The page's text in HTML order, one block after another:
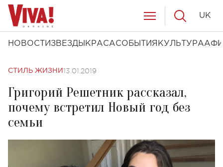
НОВОСТИ ЗВЕЗДЫ КРАСАСОБЫТИЯ КУЛЬТУРА
UK
СТИЛЬ ЖИЗНИ 13.01.2019
Григорий Решетник рассказал,
почему встретил Новый год без
семьи